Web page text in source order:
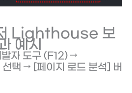
Lighthouse 보
예시
발자 도구 (F12) →
택 → [페이지 로드 분석] 버